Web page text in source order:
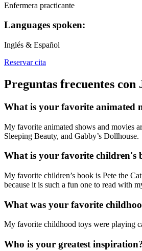
Enfermera practicante
Languages spoken:
Inglés & Español
Reservar cita
Preguntas frecuentes con
What is your favorite animated
My favorite animated shows and movies
Sleeping Beauty, and Gabby’s Dollhouse.
What is your favorite children's
My favorite children’s book is Pete the
because it is such a fun one to read with
What was your favorite
My favorite childhood toys were playing
Who is your greatest